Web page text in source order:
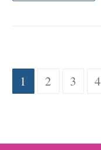
Pagination
1 2 3 4